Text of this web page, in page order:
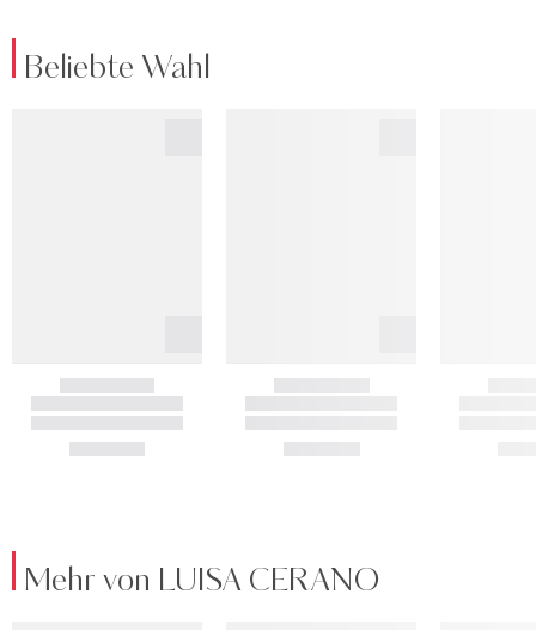
Beliebte Wahl
Mehr von LUISA CERANO